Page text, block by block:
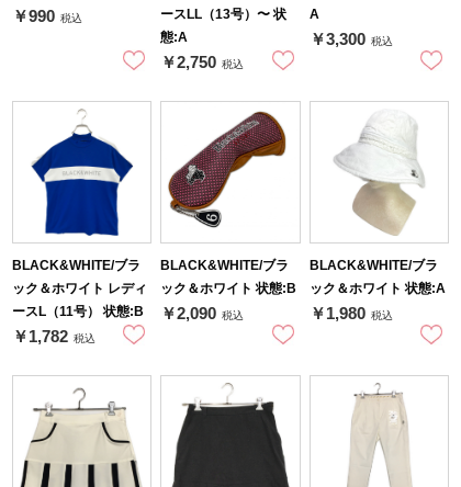
￥990 税込
ースLL（13号）〜 状
態:A
￥2,750 税込
A
￥3,300 税込
BLACK&WHITE/ブラ
ック＆ホワイト レディ
ースL（11号） 状態:B
￥1,782 税込
BLACK&WHITE/ブラ
ック＆ホワイト 状態:B
￥2,090 税込
BLACK&WHITE/ブラ
ック＆ホワイト 状態:A
￥1,980 税込